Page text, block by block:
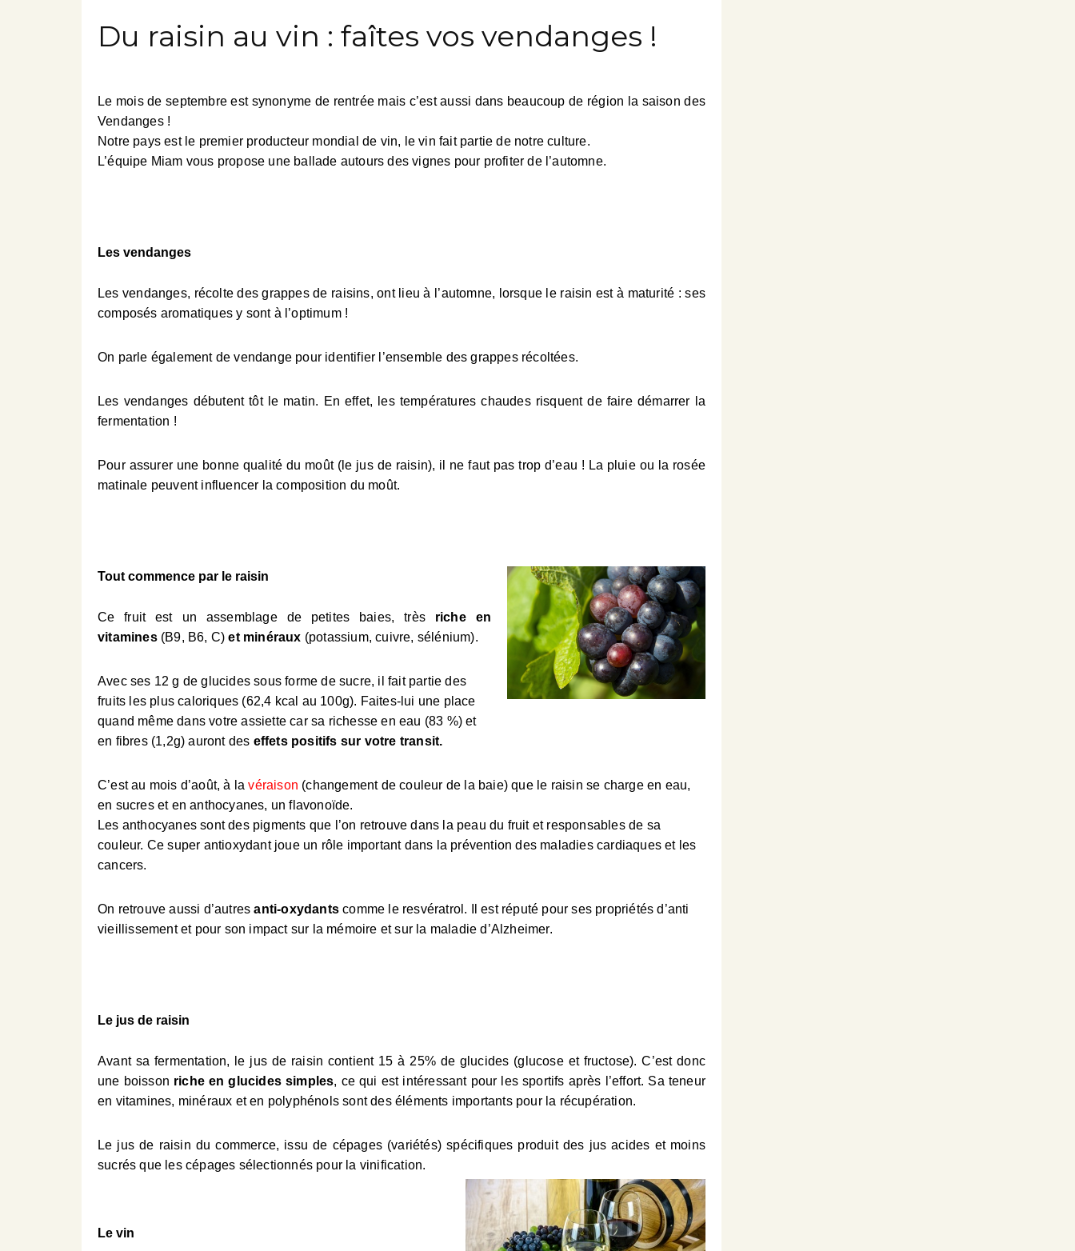
Du raisin au vin : faîtes vos vendanges !
Le mois de septembre est synonyme de rentrée mais c’est aussi dans beaucoup de région la saison des
Vendanges !
Notre pays est le premier producteur mondial de vin, le vin fait partie de notre culture.
L’équipe Miam vous propose une ballade autours des vignes pour profiter de l’automne.
Les vendanges
Les vendanges, récolte des grappes de raisins, ont lieu à l’automne, lorsque le raisin est à maturité : ses
composés aromatiques y sont à l’optimum !
On parle également de vendange pour identifier l’ensemble des grappes récoltées.
Les vendanges débutent tôt le matin. En effet, les températures chaudes risquent de faire démarrer la
fermentation !
Pour assurer une bonne qualité du moût (le jus de raisin), il ne faut pas trop d’eau ! La pluie ou la rosée
matinale peuvent influencer la composition du moût.
Tout commence par le raisin
Ce fruit est un assemblage de petites baies, très riche en
vitamines(B9, B6, C)et minéraux (potassium, cuivre, sélénium).
Avec ses 12 g de glucides sous forme de sucre, il fait partie des
fruits les plus caloriques (62,4 kcal au 100g). Faites-lui une place
quand même dans votre assiette car sa richesse en eau (83 %) et
en fibres (1,2g) auront des effets positifs sur votre transit.
C’est au mois d’août, à lavéraison (changement de couleur de la baie) que le raisin se charge en eau,
en sucres et en anthocyanes, unflavonoïde.
Les anthocyanes sont des pigments que l’on retrouve dans la peau du fruit et responsables de sa
couleur. Ce super antioxydant joue un rôle important dans la prévention des maladies cardiaques et les
cancers.
On retrouve aussi d’autresanti-oxydants comme le resvératrol. Il est réputé pour ses propriétés d’anti
vieillissement et pour son impact sur la mémoire et sur la maladie d’Alzheimer.
Le jus de raisin
Avant sa fermentation, le jus de raisin contient 15 à 25% de glucides (glucose et fructose). C’est donc
une boisson riche en glucides simples, ce qui est intéressant pour les sportifs après l’effort. Sa teneur
en vitamines, minéraux et en polyphénols sont des éléments importants pour la récupération.
Le jus de raisin du commerce, issu de cépages (variétés) spécifiques produit des jus acides et moins
sucrés que les cépages sélectionnés pour la vinification.
Le vin